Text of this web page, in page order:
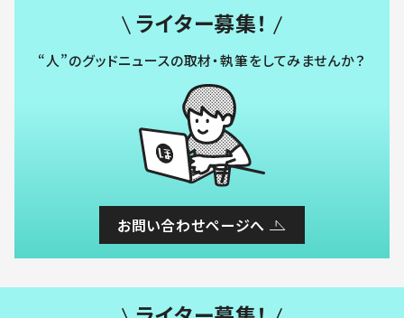
ライター募集！
“人”のグッドニュースの取材・執筆をしてみませんか？
お問い合わせページへ